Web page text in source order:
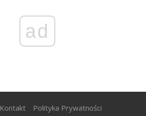
ad
Kontakt Polityka Prywatności